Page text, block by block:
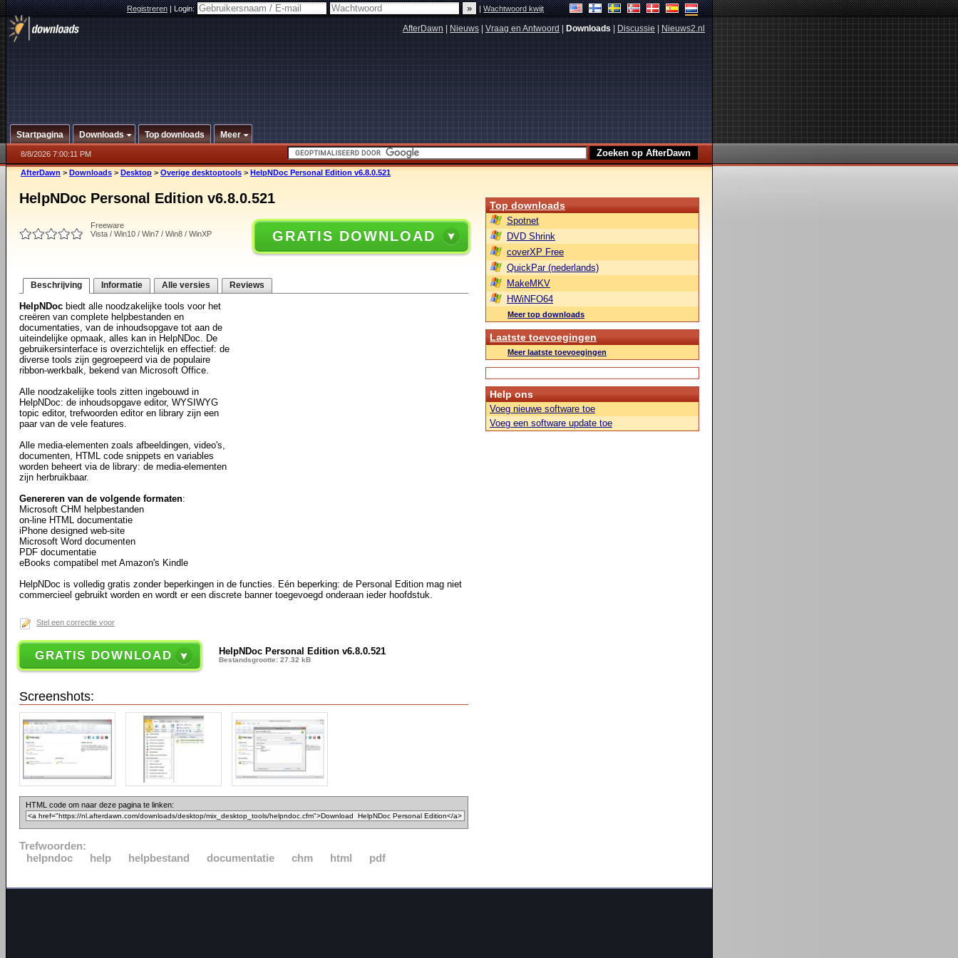
Registreren|Login: |Wachtwoord kwijt
AfterDawn Nieuws Vraag en Antwoord Downloads Discussie Nieuws2.nl
Startpagina Downloads Top downloads Meer
8/8/2026 7:00:11 PM
AfterDawn > Downloads > Desktop > Overige desktoptools > HelpNDoc Personal Edition v6.8.0.521
HelpNDoc Personal Edition v6.8.0.521
Freeware
Vista / Win10 / Win7 / Win8 / WinXP
GRATIS DOWNLOAD
Beschrijving Informatie Alle versies Reviews
HelpNDoc biedt alle noodzakelijke tools voor het
creëren van complete helpbestanden en
documentaties, van de inhoudsopgave tot aan de
uiteindelijke opmaak, alles kan in HelpNDoc. De
gebruikersinterface is overzichtelijk en effectief: de
diverse tools zijn gegroepeerd via de populaire
ribbon-werkbalk, bekend van Microsoft Office.
Alle noodzakelijke tools zitten ingebouwd in
HelpNDoc: de inhoudsopgave editor, WYSIWYG
topic editor, trefwoorden editor en library zijn een
paar van de vele features.
Alle media-elementen zoals afbeeldingen, video's,
documenten, HTML code snippets en variables
worden beheert via de library: de media-elementen
zijn herbruikbaar.
Genereren van de volgende formaten:
Microsoft CHM helpbestanden
on-line HTML documentatie
iPhone designed web-site
Microsoft Word documenten
PDF documentatie
eBooks compatibel met Amazon's Kindle
HelpNDoc is volledig gratis zonder beperkingen in de functies. Eén beperking: de Personal Edition mag niet
commercieel gebruikt worden en wordt er een discrete banner toegevoegd onderaan ieder hoofdstuk.
Stel een correctie voor
GRATIS DOWNLOAD HelpNDoc Personal Edition v6.8.0.521
Bestandsgrootte: 27.32 kB
Screenshots:
HTML code om naar deze pagina te linken:
Trefwoorden:
helpndoc
help helpbestand documentatie chm html pdf
Top downloads
Spotnet
DVD Shrink
coverXP Free
QuickPar (nederlands)
MakeMKV
HWiNFO64
Meer top downloads
Laatste toevoegingen
Meer laatste toevoegingen
Help ons
Voeg nieuwe software toe
Voeg een software update toe